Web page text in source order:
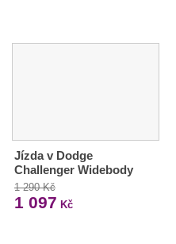
Jízda v Dodge
Challenger Widebody
1 290 Kč
1 097 Kč